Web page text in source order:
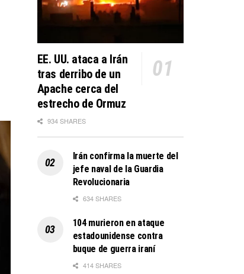
EE. UU. ataca a Irán
tras derribo de un
Apache cerca del
estrecho de Ormuz
934 SHARES
Irán confirma la muerte del
jefe naval de la Guardia
Revolucionaria
634 SHARES
104 murieron en ataque
estadounidense contra
buque de guerra iraní
414 SHARES